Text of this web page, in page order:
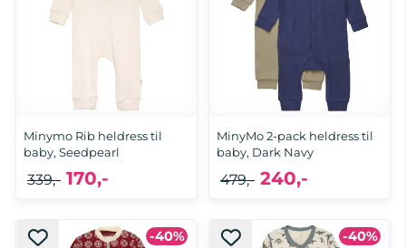
Minymo Rib heldress til
baby, Seedpearl
92
170,-
339,-
MinyMo 2-pack heldress til
baby, Dark Navy
68
240,-
479,-
-40% -40%